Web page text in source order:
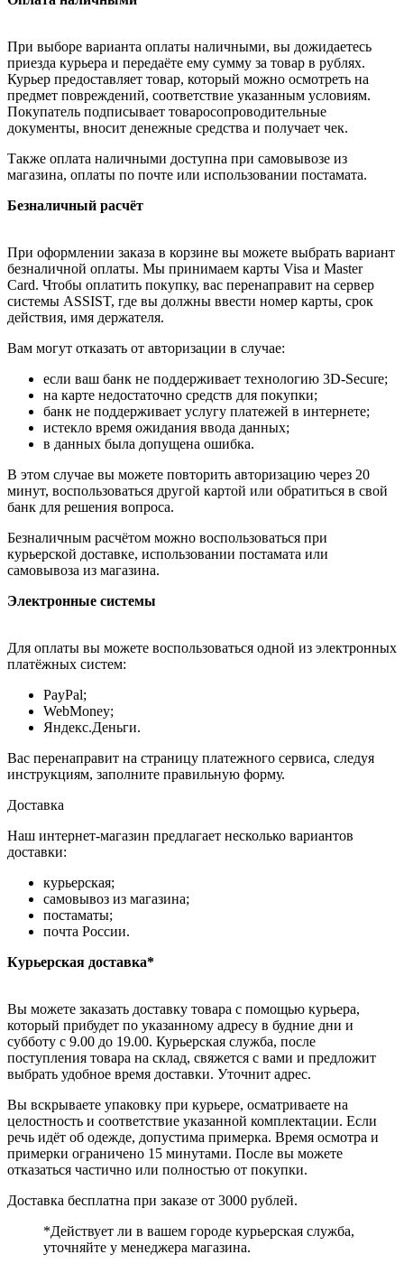
При выборе варианта оплаты наличными, вы дожидаетесь
приезда курьера и передаёте ему сумму за товар в рублях.
Курьер предоставляет товар, который можно осмотреть на
предмет повреждений, соответствие указанным условиям.
Покупатель подписывает товаросопроводительные
документы, вносит денежные средства и получает чек.
Также оплата наличными доступна при самовывозе из
магазина, оплаты по почте или использовании постамата.
Безналичный расчёт
При оформлении заказа в корзине вы можете выбрать вариант
безналичной оплаты. Мы принимаем карты Visa и Master
Card. Чтобы оплатить покупку, вас перенаправит на сервер
системы ASSIST, где вы должны ввести номер карты, срок
действия, имя держателя.
Вам могут отказать от авторизации в случае:
если ваш банк не поддерживает технологию 3D-Secure;
на карте недостаточно средств для покупки;
банк не поддерживает услугу платежей в интернете;
истекло время ожидания ввода данных;
в данных была допущена ошибка.
В этом случае вы можете повторить авторизацию через 20
минут, воспользоваться другой картой или обратиться в свой
банк для решения вопроса.
Безналичным расчётом можно воспользоваться при
курьерской доставке, использовании постамата или
самовывоза из магазина.
Электронные системы
Для оплаты вы можете воспользоваться одной из электронных
платёжных систем:
PayPal;
WebMoney;
Яндекс.Деньги.
Вас перенаправит на страницу платежного сервиса, следуя
инструкциям, заполните правильную форму.
Доставка
Наш интернет-магазин предлагает несколько вариантов
доставки:
курьерская;
самовывоз из магазина;
постаматы;
почта России.
Курьерская доставка*
Вы можете заказать доставку товара с помощью курьера,
который прибудет по указанному адресу в будние дни и
субботу с 9.00 до 19.00. Курьерская служба, после
поступления товара на склад, свяжется с вами и предложит
выбрать удобное время доставки. Уточнит адрес.
Вы вскрываете упаковку при курьере, осматриваете на
целостность и соответствие указанной комплектации. Если
речь идёт об одежде, допустима примерка. Время осмотра и
примерки ограничено 15 минутами. После вы можете
отказаться частично или полностью от покупки.
Доставка бесплатна при заказе от 3000 рублей.
*Действует ли в вашем городе курьерская служба,
уточняйте у менеджера магазина.